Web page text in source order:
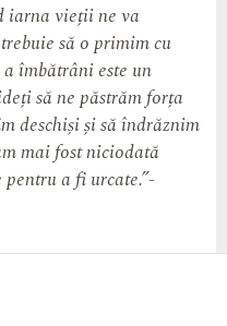
vieții ne va
să o primim cu
îmbătrâni este un
să ne păstrăm forța
deschiși și să îndrăznim
mai fost niciodată
a fi urcate.”-